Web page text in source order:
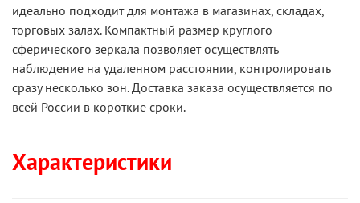
идеально подходит для монтажа в магазинах, складах,
торговых залах. Компактный размер круглого
сферического зеркала позволяет осуществлять
наблюдение на удаленном расстоянии, контролировать
сразу несколько зон. Доставка заказа осуществляется по
всей России в короткие сроки.
Характеристики